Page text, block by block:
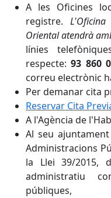
A les Oficines
registre.
Oriental atendrà
línies
respecte:93 860
correu electrònic
Per demanar cita
Reservar Cita
A l'Agència de
Al seu
Administracions
la Llei 39/2015,
administratiu
públiques,